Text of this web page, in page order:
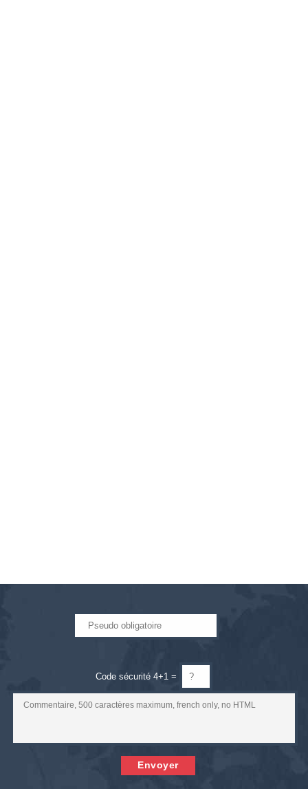
Code sécurité 4+1 =
Envoyer